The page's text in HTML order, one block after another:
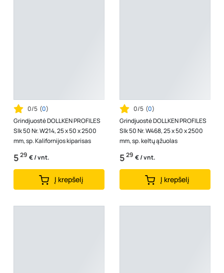
0/5 (0)
Grindjuostė DOLLKEN PROFILES
Slk 50 Nr. W214, 25 x 50 x 2500
mm, sp. Kalifornijos kiparisas
529 € / vnt.
Į krepšelį
0/5 (0)
Grindjuostė DOLLKEN PROFILES
Slk 50 Nr. W468, 25 x 50 x 2500
mm, sp. keltų ąžuolas
529 € / vnt.
Į krepšelį